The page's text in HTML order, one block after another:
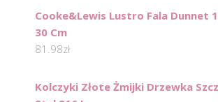
Cooke&Lewis Lustro Fala Dunnet
30 Cm
81.98zł
Kolczyki Złote Żmijki Drzewka